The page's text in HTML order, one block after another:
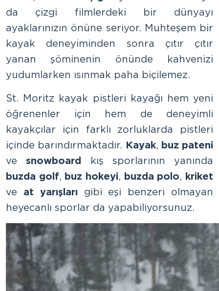
da çizgi filmlerdeki bir dünyayı
ayaklarınızın önüne seriyor. Muhteşem bir
kayak deneyiminden sonra çıtır çıtır
yanan şöminenin önünde kahvenizi
yudumlarken ısınmak paha biçilemez.
St. Moritz kayak pistleri kayağı hem yeni
öğrenenler için hem de deneyimli
kayakçılar için farklı zorluklarda pistleri
içinde barındırmaktadır. Kayak, buz pateni
vesnowboard kış sporlarının yanında
buzda golf, buz hokeyi, buzda polo, kriket
ve at yarışları gibi eşi benzeri olmayan
heyecanlı sporlar da yapabiliyorsunuz.